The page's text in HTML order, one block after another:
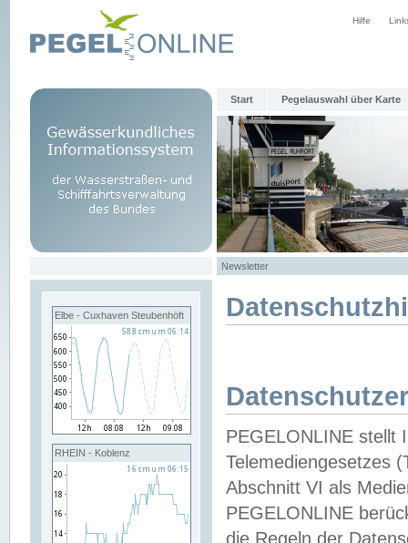
Hilfe
Start Pegelauswahl über Karte
Newsletter
Elbe - Cuxhaven Steubenhöft
RHEIN - Koblenz
PEGELONLINE stellt
Telemediengesetzes
Abschnitt VI als
PEGELONLINE
die Regeln der